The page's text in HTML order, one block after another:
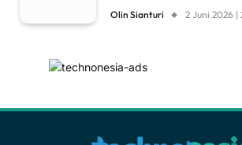
Olin Sianturi 2 Juni 2026 |